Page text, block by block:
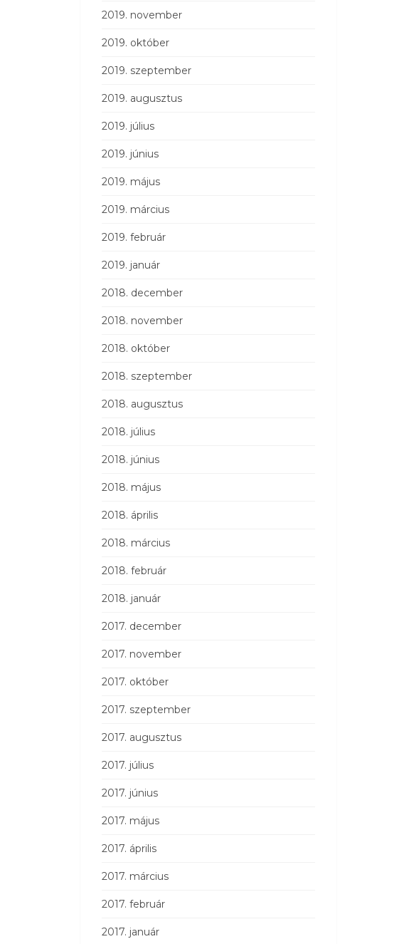
2019. november
2019. október
2019. szeptember
2019. augusztus
2019. július
2019. június
2019. május
2019. március
2019. február
2019. január
2018. december
2018. november
2018. október
2018. szeptember
2018. augusztus
2018. július
2018. június
2018. május
2018. április
2018. március
2018. február
2018. január
2017. december
2017. november
2017. október
2017. szeptember
2017. augusztus
2017. július
2017. június
2017. május
2017. április
2017. március
2017. február
2017. január